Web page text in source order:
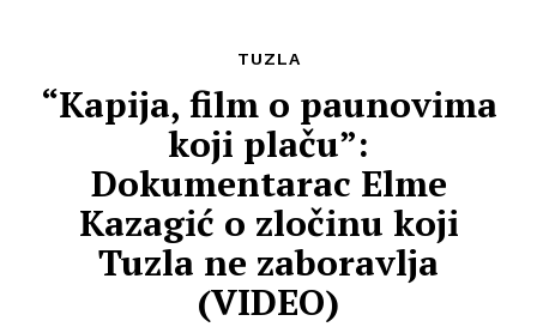
TUZLA
“Kapija, film o paunovima
koji plaču”:
Dokumentarac Elme
Kazagić o zločinu koji
Tuzla ne zaboravlja
(VIDEO)